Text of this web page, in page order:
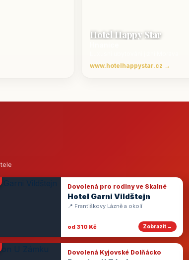
Hotel Happy Star
www.hotelhappystar.cz →
Dovolená pro rodiny ve Skalné
Hotel Garni Vildštejn
📍 Františkovy Lázně a okolí
od 310 Kč Zobrazit →
Dovolená Kyjovské Dolňácko